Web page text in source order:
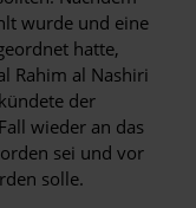
wurde und eine
hatte,
Rahim al Nashiri
der
wieder an das
sei und vor
solle.